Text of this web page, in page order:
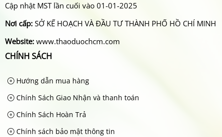
Cập nhật MST lần cuối vào 01-01-2025
Nơi cấp: SỞ KẾ HOẠCH VÀ ĐẦU TƯ THÀNH PHỐ HỒ CHÍ MINH
Website: www.thaoduochcm.com
CHÍNH SÁCH
Hướng dẫn mua hàng
Chính Sách Giao Nhận và thanh toán
Chính Sách Hoàn Trả
Chính sách bảo mật thông tin